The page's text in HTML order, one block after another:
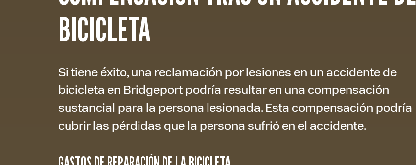
BICICLETA
Si tiene éxito, una reclamación por lesiones en un accidente de
bicicleta en Bridgeport podría resultar en una compensación
sustancial para la persona lesionada. Esta compensación podría
cubrir las pérdidas que la persona sufrió en el accidente.